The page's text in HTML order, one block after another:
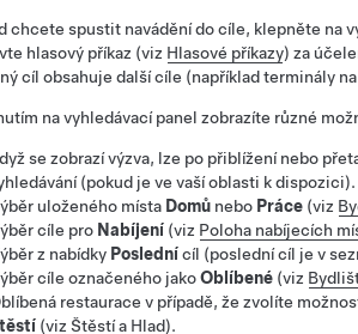
chcete spustit navádění do cíle, klepněte na
hlasový příkaz (viz Hlasové příkazy) za
cíl obsahuje další cíle (například terminály
na vyhledávací panel zobrazíte různé
se zobrazí výzva, lze po přiblížení nebo
(pokud je ve vaší oblasti k dispozici).
uloženého místa Domů nebo Práce (viz
cíle pro Nabíjení (viz Poloha nabíjecích
z nabídky Poslednícíl (poslední cíl je v
cíle označeného jakoOblíbené (viz
restaurace v případě, že zvolíte
(viz Štěstí a Hlad).